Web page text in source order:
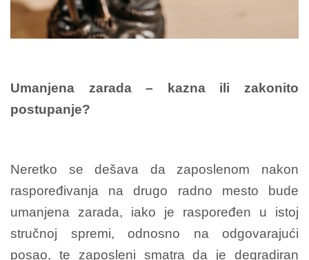
Umanjena zarada – kazna ili zakonito
postupanje?
Neretko se dešava da zaposlenom nakon
raspoređivanja na drugo radno mesto bude
umanjena zarada, iako je raspoređen u istoj
stručnoj spremi, odnosno na odgovarajući
posao, te zaposleni smatra da je degradiran